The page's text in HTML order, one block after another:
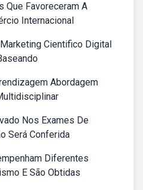
Que Favoreceram A
Internacional
Cientifico Digital
Abordagem
Nos Exames De
Será Conferida
Diferentes
E São Obtidas